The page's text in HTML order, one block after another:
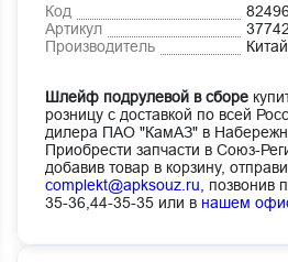
Код
82496
Артикул
Производитель
Китай
Шлейф подрулевой в сборе
розницу с доставкой по всей
дилера ПАО "КамАЗ" в
Приобрести запчасти в Союз-
добавив товар в корзину,
complekt@apksouz.ru,
позвонив
35-36,44-35-35 или в нашем